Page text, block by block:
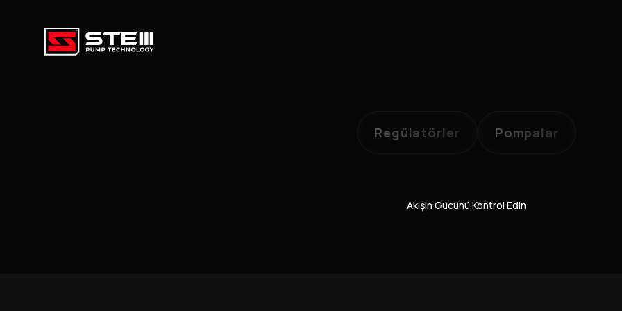
Regülatörler Pompalar
Akışın Gücünü Kontrol Edin